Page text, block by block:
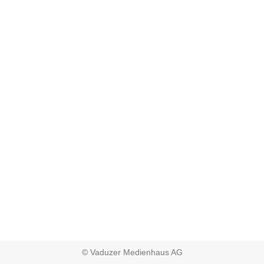
© Vaduzer Medienhaus AG